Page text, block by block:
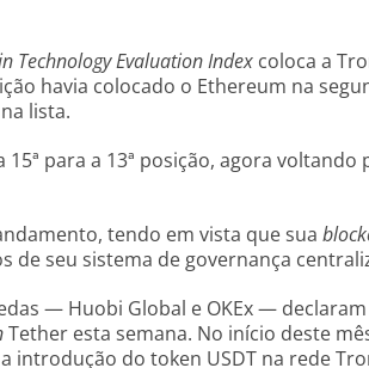
Technology Evaluation Index coloca a
havia colocado o Ethereum na
lista.
para a 13ª posição, agora voltando
tendo em vista que sua
de seu sistema de governança
— Huobi Global e OKEx —
Tether esta semana. No início deste
introdução do token USDT na rede